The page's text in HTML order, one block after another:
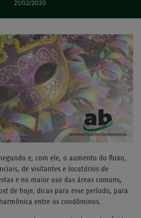
21/02/2020
e, com ele, o aumento do fluxo,
de visitantes e locatários de
e no maior uso das áreas comuns,
de hoje, dicas para esse período, para
entre os condôminos.